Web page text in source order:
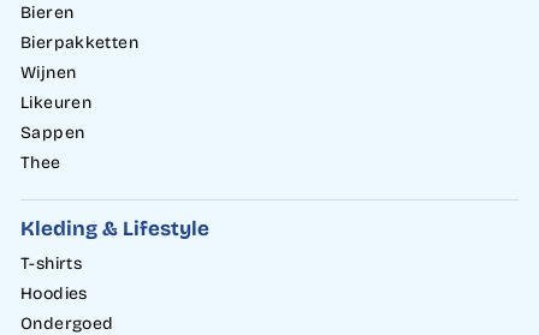
Bieren
Bierpakketten
Wijnen
Likeuren
Sappen
Thee
Kleding & Lifestyle
T-shirts
Hoodies
Ondergoed